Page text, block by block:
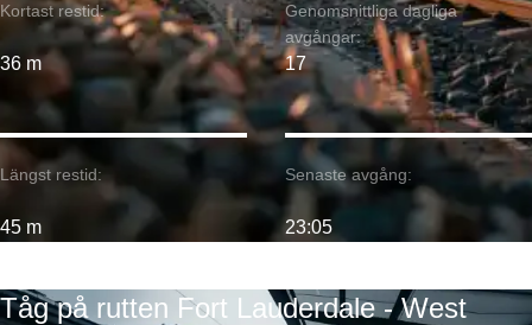
Kortast restid:
36 m
Längst restid:
45 m
Genomsnittliga dagliga
avgångar:
17
Senaste avgång:
23:05
Tåg på rutten Fort Lauderdale - West